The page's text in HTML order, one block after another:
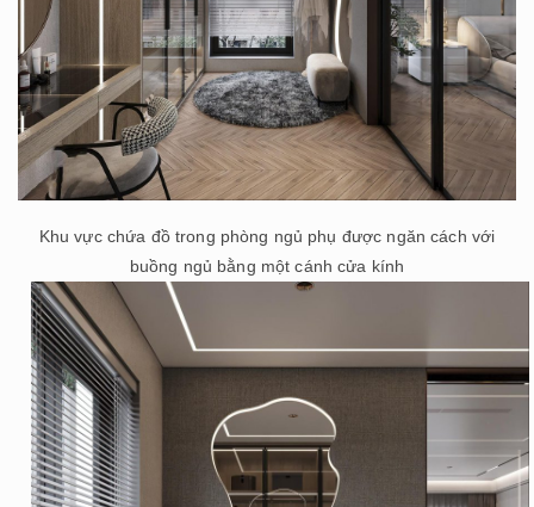
Khu vực chứa đồ trong phòng ngủ phụ được ngăn cách với
buồng ngủ bằng một cánh cửa kính